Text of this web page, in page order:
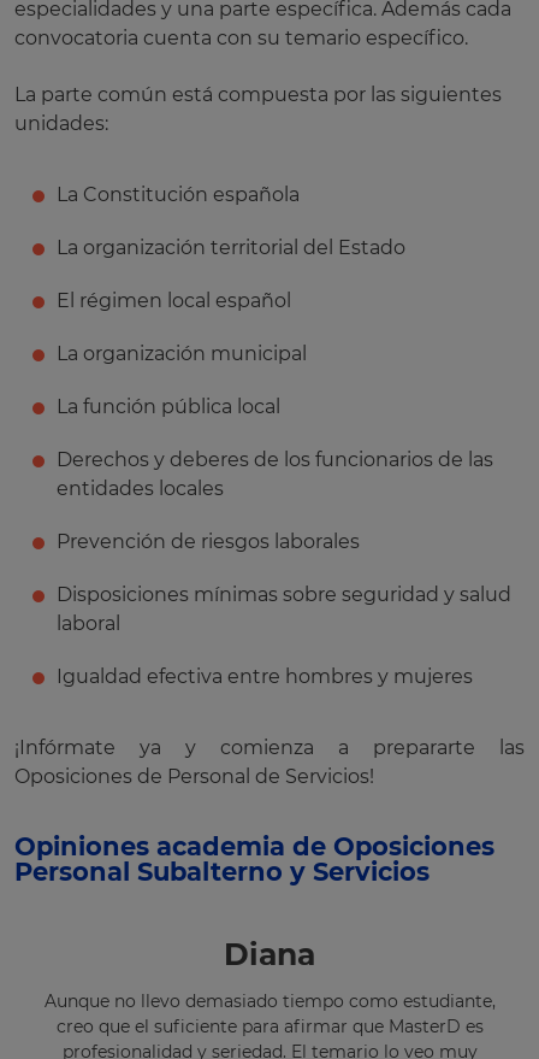
especialidades y una parte específica. Además cada
convocatoria cuenta con su temario específico.
La parte común está compuesta por las siguientes
unidades:
La Constitución española
La organización territorial del Estado
El régimen local español
La organización municipal
La función pública local
Derechos y deberes de los funcionarios de las
entidades locales
Prevención de riesgos laborales
Disposiciones mínimas sobre seguridad y salud
laboral
Igualdad efectiva entre hombres y mujeres
¡Infórmate ya y comienza a prepararte las
Oposiciones de Personal de Servicios!
Opiniones academia de Oposiciones
Personal Subalterno y Servicios
Diana
Aunque no llevo demasiado tiempo como estudiante,
creo que el suficiente para afirmar que MasterD es
profesionalidad y seriedad. El temario lo veo muy